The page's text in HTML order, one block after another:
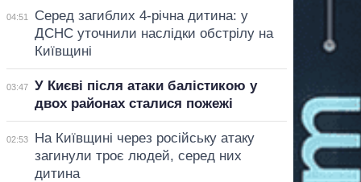
04:51
Серед загиблих 4-річна дитина: у
ДСНС уточнили наслідки обстрілу на
Київщині
03:47
У Києві після атаки балістикою у
двох районах сталися пожежі
02:53
На Київщині через російську атаку
загинули троє людей, серед них
дитина